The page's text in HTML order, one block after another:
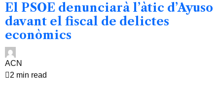
El PSOE denunciarà l’àtic d’Ayuso
davant el fiscal de delictes
econòmics
ACN
2 min read